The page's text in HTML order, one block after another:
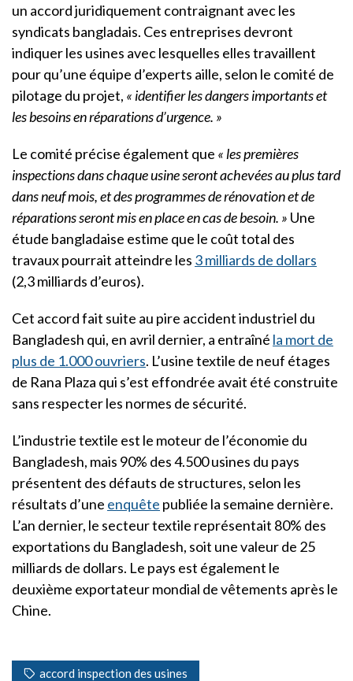
un accord juridiquement contraignant avec les
syndicats bangladais. Ces entreprises devront
indiquer les usines avec lesquelles elles travaillent
pour qu’une équipe d’experts aille, selon le comité de
pilotage du projet, « identifier les dangers importants et
les besoins en réparations d’urgence. »
Le comité précise également que « les premières
inspections dans chaque usine seront achevées au plus tard
dans neuf mois, et des programmes de rénovation et de
réparations seront mis en place en cas de besoin. » Une
étude bangladaise estime que le coût total des
travaux pourrait atteindre les 3 milliards de dollars
(2,3 milliards d’euros).
Cet accord fait suite au pire accident industriel du
Bangladesh qui, en avril dernier, a entraîné la mort de
plus de 1.000 ouvriers. L’usine textile de neuf étages
de Rana Plaza qui s’est effondrée avait été construite
sans respecter les normes de sécurité.
L’industrie textile est le moteur de l’économie du
Bangladesh, mais 90% des 4.500 usines du pays
présentent des défauts de structures, selon les
résultats d’une enquête publiée la semaine dernière.
L’an dernier, le secteur textile représentait 80% des
exportations du Bangladesh, soit une valeur de 25
milliards de dollars. Le pays est également le
deuxième exportateur mondial de vêtements après le
Chine.
accord inspection des usines